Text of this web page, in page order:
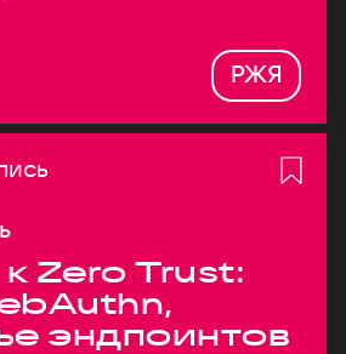
РЖЯ
Zero Trust:
эндпоинтов